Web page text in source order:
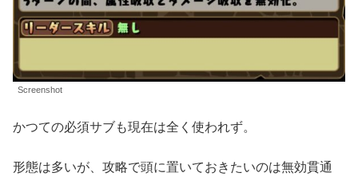
Screenshot
かつての必須サブも現在は全く使われず。
形態は多いが、攻略で頭に置いておきたいのは無効貫通